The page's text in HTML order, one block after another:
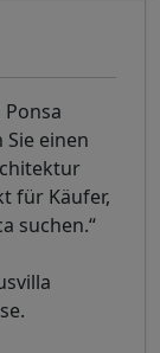
Sie einen
für Käufer,
suchen.“